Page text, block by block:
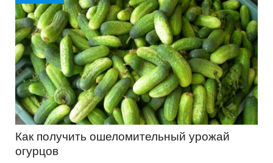
Как получить ошеломительный урожай
огурцов